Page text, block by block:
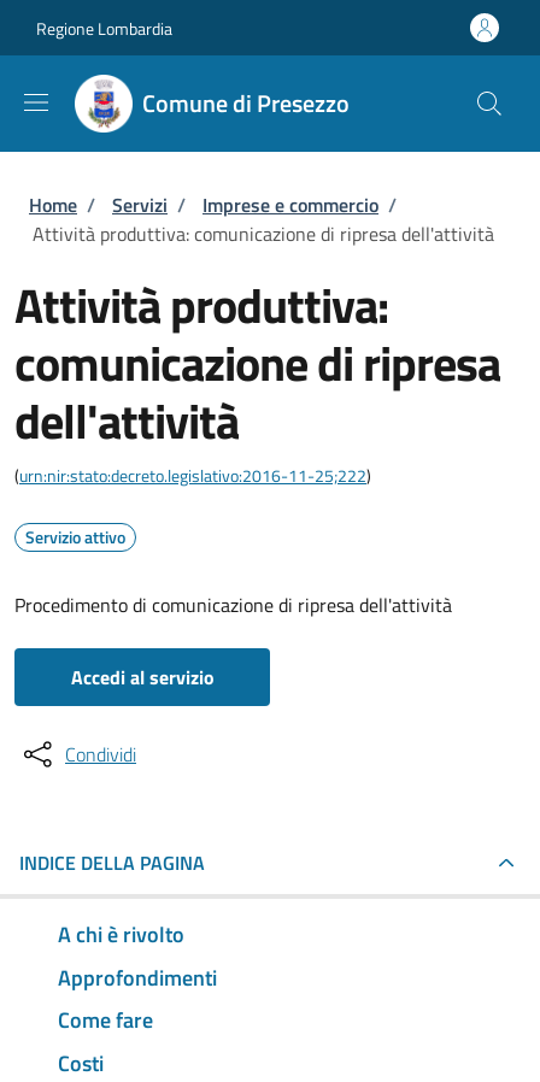
Regione Lombardia
Comune di Presezzo
Briciole di pane
Home / Servizi / Imprese e commercio /
Attività produttiva: comunicazione di ripresa dell'attività
Attività produttiva:
comunicazione di ripresa
dell'attività
(urn:nir:stato:decreto.legislativo:2016-11-25;222)
Servizio attivo
Procedimento di comunicazione di ripresa dell'attività
Accedi al servizio
Condividi
INDICE DELLA PAGINA
A chi è rivolto
Approfondimenti
Come fare
Costi